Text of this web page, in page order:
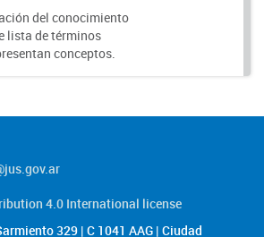
del conocimiento
lista de términos
conceptos.
4.0 International license
329 | C 1041 AAG | Ciudad